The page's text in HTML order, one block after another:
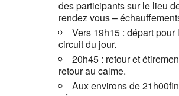
des participants sur le lieu
rendez vous –
Vers 19h15 : départ pour
circuit du jour.
20h45 : retour et
retour au calme.
Aux environs de